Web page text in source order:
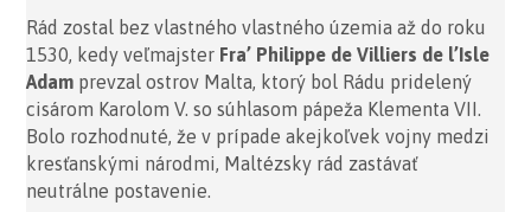
Rád zostal bez vlastného vlastného územia až do roku
1530, kedy veľmajster Fra’ Philippe de Villiers de l’Isle
Adam prevzal ostrov Malta, ktorý bol Rádu pridelený
cisárom Karolom V. so súhlasom pápeža Klementa VII.
Bolo rozhodnuté, že v prípade akejkoľvek vojny medzi
kresťanskými národmi, Maltézsky rád zastávať
neutrálne postavenie.